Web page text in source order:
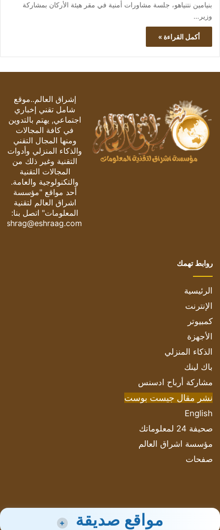
بنيامين نتنياهو، جلسة مشاورات أمنية في مقر هيئة الأركان بمشاركة
وزير…
أكمل القراءة »
إشراق العالم..موقع
شامل تقني إخباري
اجتماعي, يهتم بالتدوين
في كافة المجالات
ومنها المجال التقني
والذكاء المنزلي وأدوات
التقنية وغير ذلك من
المجالات التقنية
والتكنولوجية والعامة.
أحد مواقع "مؤسسة
اشراق العالم لتقنية
المعلومات" اتصل بنا:
eshrag@eshraag.com
روابط تهمك
الرئيسية
الإنترنت
كمبيوتر
الأجهزة
الذكاء المنزلي
باك لينك
مشاركة أرباح ادسنس
نشر مقال جيست بوست
English
صحيفة 24 لمعلوماتك
مؤسسة اشراق العالم
صفحات
مواقع صديقة +